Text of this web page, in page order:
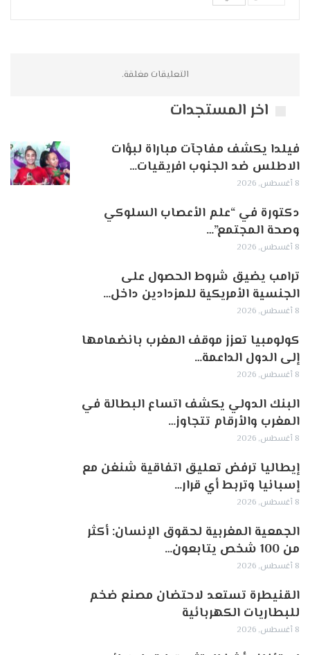
التعليقات مغلقة.
اخر المستجدات
فيلدا يكشف مفاجآت مباراة لبؤات
الاطلس ضد الجنوب افريقيات…
8 أغسطس, 2026
دكتورة في “علم الأعصاب السلوكي
وصحة المجتمع”…
8 أغسطس, 2026
ترامب يضيق شروط الحصول على
الجنسية الأمريكية للمزدادين داخل…
8 أغسطس, 2026
كولومبيا تعزز موقف المغرب بانضمامها
إلى الدول الداعمة…
8 أغسطس, 2026
البنك الدولي يكشف اتساع البطالة في
المغرب والأرقام تتجاوز…
8 أغسطس, 2026
إيطاليا ترفض تعليق اتفاقية شنغن مع
إسبانيا وتربط أي قرار…
8 أغسطس, 2026
الجمعية المغربية لحقوق الإنسان: أكثر
من 100 شخص يتابعون…
8 أغسطس, 2026
القنيطرة تستعد لاحتضان مصنع ضخم
للبطاريات الكهربائية
8 أغسطس, 2026